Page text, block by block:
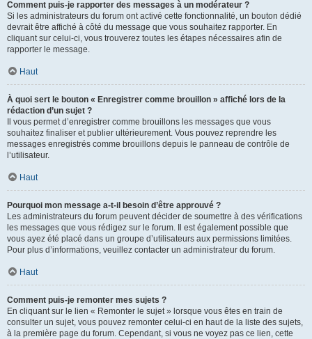
Comment puis-je rapporter des messages à un modérateur ?
Si les administrateurs du forum ont activé cette fonctionnalité, un bouton dédié
devrait être affiché à côté du message que vous souhaitez rapporter. En
cliquant sur celui-ci, vous trouverez toutes les étapes nécessaires afin de
rapporter le message.
Haut
À quoi sert le bouton « Enregistrer comme brouillon » affiché lors de la
rédaction d’un sujet ?
Il vous permet d’enregistrer comme brouillons les messages que vous
souhaitez finaliser et publier ultérieurement. Vous pouvez reprendre les
messages enregistrés comme brouillons depuis le panneau de contrôle de
l’utilisateur.
Haut
Pourquoi mon message a-t-il besoin d’être approuvé ?
Les administrateurs du forum peuvent décider de soumettre à des vérifications
les messages que vous rédigez sur le forum. Il est également possible que
vous ayez été placé dans un groupe d’utilisateurs aux permissions limitées.
Pour plus d’informations, veuillez contacter un administrateur du forum.
Haut
Comment puis-je remonter mes sujets ?
En cliquant sur le lien « Remonter le sujet » lorsque vous êtes en train de
consulter un sujet, vous pouvez remonter celui-ci en haut de la liste des sujets,
à la première page du forum. Cependant, si vous ne voyez pas ce lien, cette